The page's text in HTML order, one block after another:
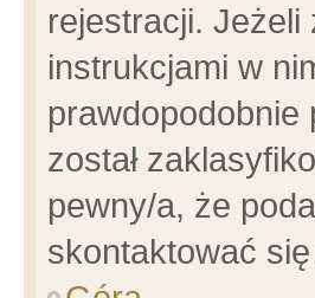
rejestracji. Jeżeli
instrukcjami w
prawdopodobnie
został
pewny/a, że
skontaktować